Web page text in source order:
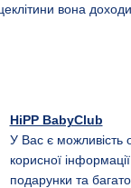
вона
HiPP BabyClub
У Вас є можливість
корисної
подарунки та